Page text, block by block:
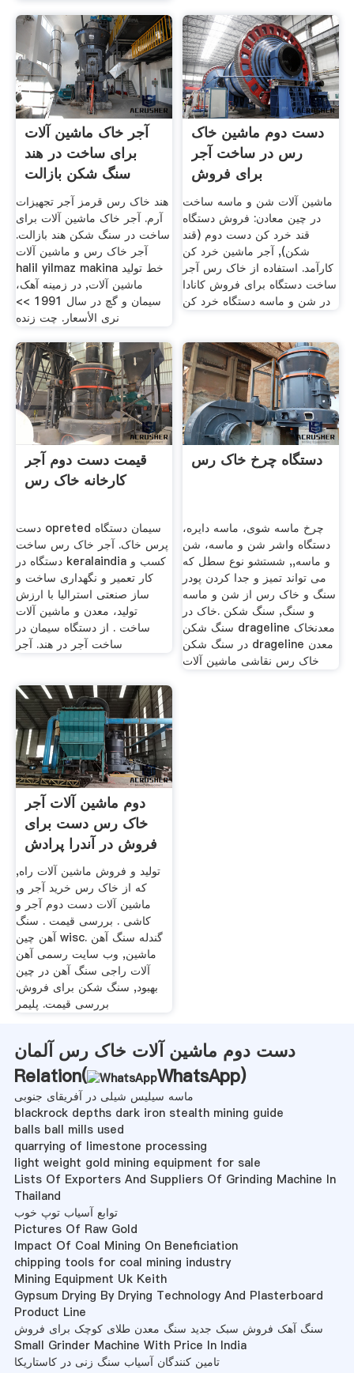
آجر خاک ماشین آلات
برای ساخت در هند
سنگ شکن بازالت
هند خاک رس قرمز آجر تجهیزات
آرم. آجر خاک ماشین آلات برای
ساخت در سنگ شکن هند بازالت.
آجر خاک رس و ماشین آلات
halil yilmaz makina خط تولید
ماشین آلات, در زمینه آهک،
سیمان و گچ در سال 1991 >>
نرى الأسعار. چت زنده
دست دوم ماشین خاک
رس در ساخت آجر
برای فروش
ماشین آلات شن و ماسه ساخت
در چین معادن: فروش دستگاه
قند خرد کن دست دوم (قند
شکن), آجر ماشین خرد کن
کارآمد. استفاده از خاک رس آجر
ساخت دستگاه برای فروش کانادا
در شن و ماسه دستگاه خرد کن
قیمت دست دوم آجر
کارخانه خاک رس
دست opreted سیمان دستگاه
پرس خاک. آجر خاک رس ساخت
دستگاه در keralaindia کسب و
کار تعمیر و نگهداری ساخت و
ساز صنعتی استرالیا با ارزش
تولید، معدن و ماشین آلات
ساخت . از دستگاه سیمان در
ساخت آجر در هند. آجر
دستگاه چرخ خاک رس
چرخ ماسه شوی، ماسه دایره،
دستگاه واشر شن و ماسه، شن
و ماسه,, شستشو نوع سطل که
می تواند تمیز و جدا کردن پودر
سنگ و خاک رس از شن و ماسه
و سنگ, سنگ شکن .خاک در
سنگ شکن drageline معدنخاک
در سنگ شکن drageline معدن
خاک رس نقاشی ماشین آلات
دوم ماشین آلات آجر
خاک رس دست برای
فروش در آندرا پرادش
تولید و فروش ماشین آلات راه,
که از خاک رس خرید آجر و,
ماشین آلات دست دوم آجر و
کاشی . بررسی قیمت . سنگ
آهن چین wisc. گندله سنگ آهن
ماشین, وب سایت رسمی آهن
آلات راجی سنگ آهن در چین
بهبود, سنگ شکن برای فروش.
بررسی قیمت. پلیمر
دست دوم ماشین آلات خاک رس آلمان
Relation(
WhatsApp)
ماسه سیلیس شیلی در آفریقای جنوبی
blackrock depths dark iron stealth mining guide
balls ball mills used
quarrying of limestone processing
light weight gold mining equipment for sale
Lists Of Exporters And Suppliers Of Grinding Machine In
Thailand
توابع آسیاب توپ خوب
Pictures Of Raw Gold
Impact Of Coal Mining On Beneficiation
chipping tools for coal mining industry
Mining Equipment Uk Keith
Gypsum Drying By Drying Technology And Plasterboard
Product Line
سنگ آهک فروش سبک جدید سنگ معدن طلای کوچک برای فروش
Small Grinder Machine With Price In India
تامین کنندگان آسیاب سنگ زنی در کاستاریکا